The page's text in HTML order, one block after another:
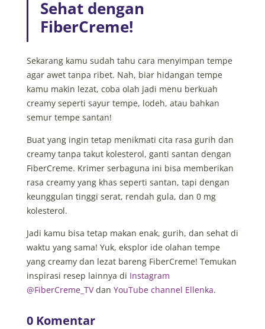
Sehat dengan
FiberCreme!
Sekarang kamu sudah tahu cara menyimpan tempe
agar awet tanpa ribet. Nah, biar hidangan tempe
kamu makin lezat, coba olah jadi menu berkuah
creamy seperti sayur tempe, lodeh, atau bahkan
semur tempe santan!
Buat yang ingin tetap menikmati cita rasa gurih dan
creamy tanpa takut kolesterol, ganti santan dengan
FiberCreme. Krimer serbaguna ini bisa memberikan
rasa creamy yang khas seperti santan, tapi dengan
keunggulan tinggi serat, rendah gula, dan 0 mg
kolesterol.
Jadi kamu bisa tetap makan enak, gurih, dan sehat di
waktu yang sama! Yuk, eksplor ide olahan tempe
yang creamy dan lezat bareng FiberCreme! Temukan
inspirasi resep lainnya di Instagram
@FiberCreme_TVdan YouTube channel Ellenka.
0 Komentar